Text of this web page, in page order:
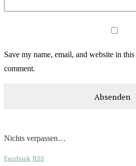
Save my name, email, and website in
comment.
Nichts verpassen…
Facebook RSS